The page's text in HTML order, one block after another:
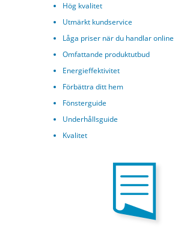
Hög kvalitet
Utmärkt kundservice
Låga priser när du handlar online
Omfattande produktutbud
Energieffektivitet
Förbättra ditt hem
Fönsterguide
Underhållsguide
Kvalitet